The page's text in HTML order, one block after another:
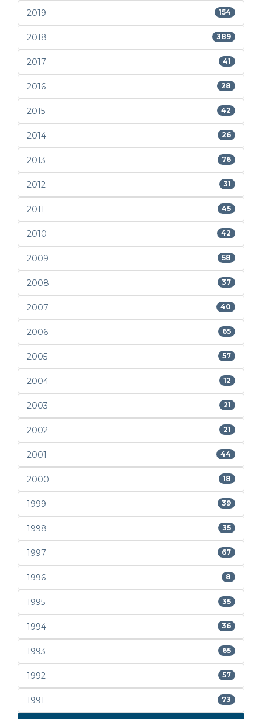
2019 154
2018 389
2017 41
2016 28
2015 42
2014 26
2013 76
2012 31
2011 45
2010 42
2009 58
2008 37
2007 40
2006 65
2005 57
2004 12
2003 21
2002 21
2001 44
2000 18
1999 39
1998 35
1997 67
1996 8
1995 35
1994 36
1993 65
1992 57
1991 73